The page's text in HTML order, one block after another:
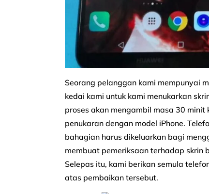
Seorang pelanggan kami mempunyai
kedai kami untuk kami menukarkan
proses akan mengambil masa 30
penukaran dengan model iPhone.
bahagian harus dikeluarkan bagi
membuat pemeriksaan terhadap skrin
Selepas itu, kami berikan semula
atas pembaikan tersebut.